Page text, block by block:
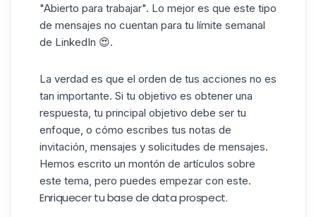
"Abierto para trabajar". Lo mejor es que este tipo
de mensajes no cuentan para tu límite semanal
de LinkedIn 😍.
La verdad es que el orden de tus acciones no es
tan importante. Si tu objetivo es obtener una
respuesta, tu principal objetivo debe ser tu
enfoque, o cómo escribes tus notas de
invitación, mensajes y solicitudes de mensajes.
Hemos escrito un montón de artículos sobre
este tema, pero puedes empezar con este.
Enriquecer tu base de data prospect.